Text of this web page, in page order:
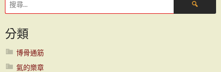
導
覽
分類
博骨通筋
氣的樂章